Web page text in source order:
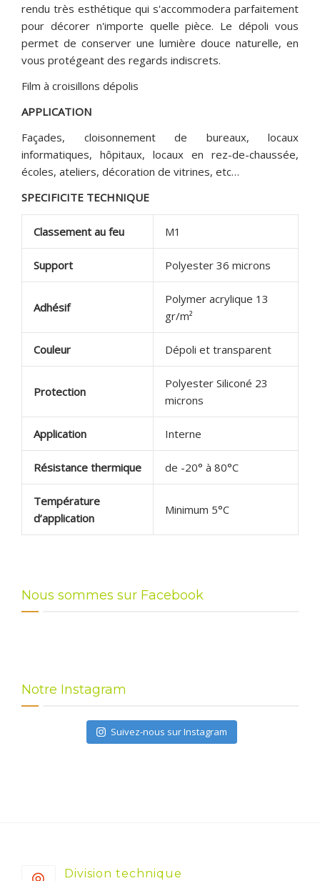
rendu très esthétique qui s'accommodera parfaitement
pour décorer n'importe quelle pièce. Le dépoli vous
permet de conserver une lumière douce naturelle, en
vous protégeant des regards indiscrets.
Film à croisillons dépolis
APPLICATION
Façades, cloisonnement de bureaux, locaux
informatiques, hôpitaux, locaux en rez-de-chaussée,
écoles, ateliers, décoration de vitrines, etc…
SPECIFICITE TECHNIQUE
Classement au feu M1
Support Polyester 36 microns
Adhésif
Polymer acrylique 13
gr/m²
Couleur Dépoli et transparent
Protection
Polyester Siliconé 23
microns
Application Interne
Résistance thermique de -20° à 80°C
Température
d’application
Minimum 5°C
Nous sommes sur Facebook
Notre Instagram
Suivez-nous sur Instagram
Division technique